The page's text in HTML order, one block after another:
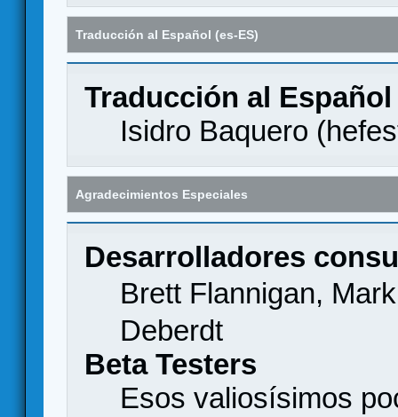
Traducción al Español (es-ES)
Traducción al Español
Isidro Baquero (
Agradecimientos Especiales
Desarrolladores
Brett Flannigan,
Deberdt
Beta Testers
Esos valiosísimos